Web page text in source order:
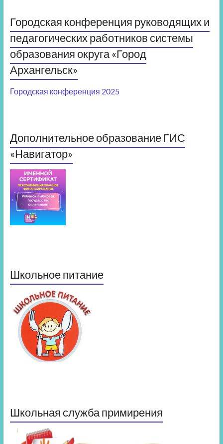
Городская конференция руководящих и
педагогических работников системы
образования округа «Город
Архангельск»
Городская конференция 2025
Дополнительное образование ГИС
«Навигатор»
Школьное питание
Школьная служба примирения